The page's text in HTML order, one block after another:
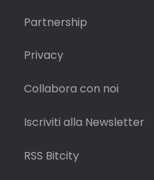
Partnership
Privacy
Collabora con noi
Iscriviti alla Newsletter
RSS Bitcity